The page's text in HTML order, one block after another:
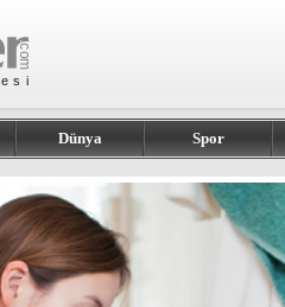
Dünya Spor